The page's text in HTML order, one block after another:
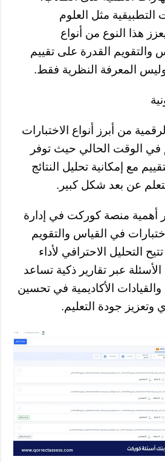
مثل العلوم
هذا النوع من أنواع
والتقويم القدرة على تقييم
وليس المعرفة النظرية فقط.
من أبرز أنواع الاختبارات
في الوقت الحالي حيث توفر
مع إمكانية تحليل النتائج
عن بعد شكل كبير.
أهمية منصة كوركت في إدارة
في القياس والتقويم
التحليل الاحترافي لأداء
عبر تقارير ذكية تساعد
الأكاديمية في تحسين
وتعزيز جودة التعليم.